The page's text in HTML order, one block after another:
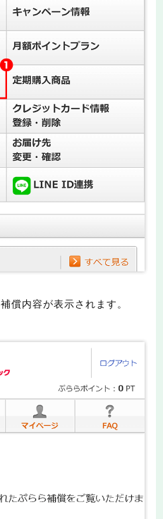
償内容が表示されます。